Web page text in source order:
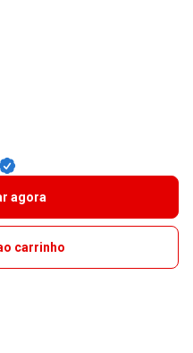
agora
carrinho